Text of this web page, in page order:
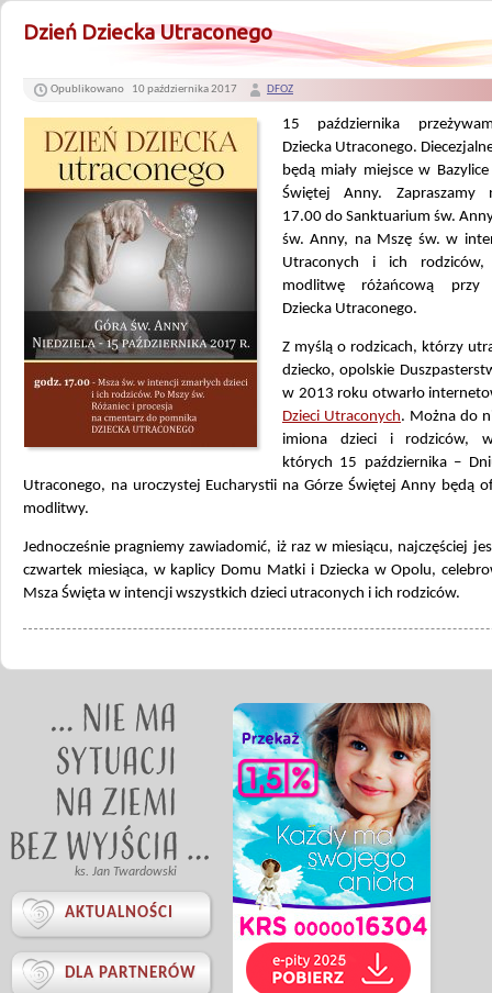
Dzień Dziecka Utraconego
Opublikowano 10 października 2017 DFOZ
15 października
Dziecka Utraconego.
będą miały miejsce w
Świętej Anny. Zapraszamy
17.00 do Sanktuarium św.
św. Anny, na Mszę św. w
Utraconych i ich
modlitwę różańcową przy
Dziecka Utraconego.
Z myślą o rodzicach, którzy
dziecko, opolskie
w 2013 roku otwarło
Dzieci Utraconych. Można do
imiona dzieci i rodziców,
których 15 października –
Utraconego, na uroczystej Eucharystii na Górze Świętej Anny będą
modlitwy.
Jednocześnie pragniemy zawiadomić, iż raz w miesiącu, najczęściej
czwartek miesiąca, w kaplicy Domu Matki i Dziecka w Opolu,
Msza Święta w intencji wszystkich dzieci utraconych i ich rodziców.
ks. Jan Twardowski
 AKTUALNOŚCI
 DLA PARTNERÓW